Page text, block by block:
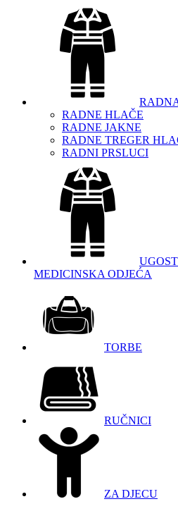
RADNE HLAČE
RADNE JAKNE
RADNE TREGER
RADNI PRSLUCI
MEDICINSKA ODJEĆA
TORBE
RUČNICI
ZA DJECU